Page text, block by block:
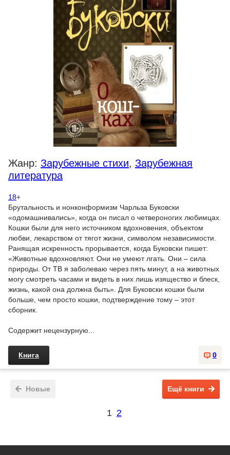
Жанр: Зарубежные стихи, Зарубежная
литература
18+
Брутальность и нонконформизм Чарльза Буковски
«одомашнивались», когда он писал о четвероногих любимцах.
Кошки были для него источником вдохновения, объектом
любви, лекарством от тягот жизни, символом независимости.
Ранящая искренность прорывается, когда Буковски пишет:
«Животные вдохновляют. Они не умеют лгать. Они – сила
природы. От ТВ я заболеваю через пять минут, а на животных
могу смотреть часами и видеть в них лишь изящество и блеск,
жизнь, какой она должна быть». Для Буковски кошки были
больше, чем просто кошки, подтверждение тому – этот
сборник.
Содержит нецензурную...
0
Книга
Новые Ещё книги
1 2